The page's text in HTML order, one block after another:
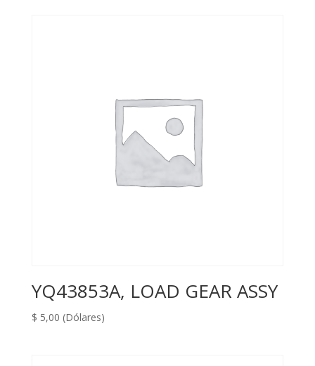
YQ43853A, LOAD GEAR ASSY
$ 5,00 (Dólares)